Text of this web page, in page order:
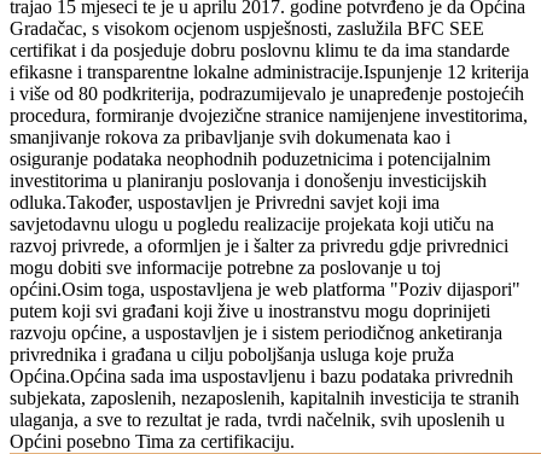
trajao 15 mjeseci te je u aprilu 2017. godine potvrđeno je da Općina
Gradačac, s visokom ocjenom uspješnosti, zaslužila BFC SEE
certifikat i da posjeduje dobru poslovnu klimu te da ima standarde
efikasne i transparentne lokalne administracije.Ispunjenje 12 kriterija
i više od 80 podkriterija, podrazumijevalo je unapređenje postojećih
procedura, formiranje dvojezične stranice namijenjene investitorima,
smanjivanje rokova za pribavljanje svih dokumenata kao i
osiguranje podataka neophodnih poduzetnicima i potencijalnim
investitorima u planiranju poslovanja i donošenju investicijskih
odluka.Također, uspostavljen je Privredni savjet koji ima
savjetodavnu ulogu u pogledu realizacije projekata koji utiču na
razvoj privrede, a oformljen je i šalter za privredu gdje privrednici
mogu dobiti sve informacije potrebne za poslovanje u toj
općini.Osim toga, uspostavljena je web platforma "Poziv dijaspori"
putem koji svi građani koji žive u inostranstvu mogu doprinijeti
razvoju općine, a uspostavljen je i sistem periodičnog anketiranja
privrednika i građana u cilju poboljšanja usluga koje pruža
Općina.Općina sada ima uspostavljenu i bazu podataka privrednih
subjekata, zaposlenih, nezaposlenih, kapitalnih investicija te stranih
ulaganja, a sve to rezultat je rada, tvrdi načelnik, svih uposlenih u
Općini posebno Tima za certifikaciju.